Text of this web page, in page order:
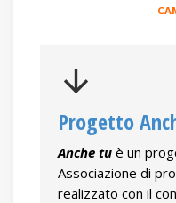
arrow_downward
Progetto
Anche tu è un
Associazione di
realizzato con il